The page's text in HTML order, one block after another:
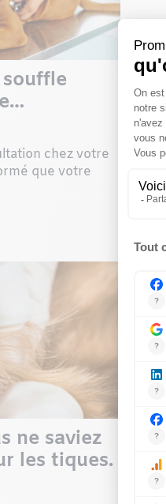
chez votre
que votre
ne saviez
les tiques.